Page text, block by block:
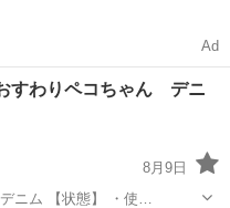
Ad
すわりペコちゃん デニ
8月9日
デニム 【状態】 ・使…